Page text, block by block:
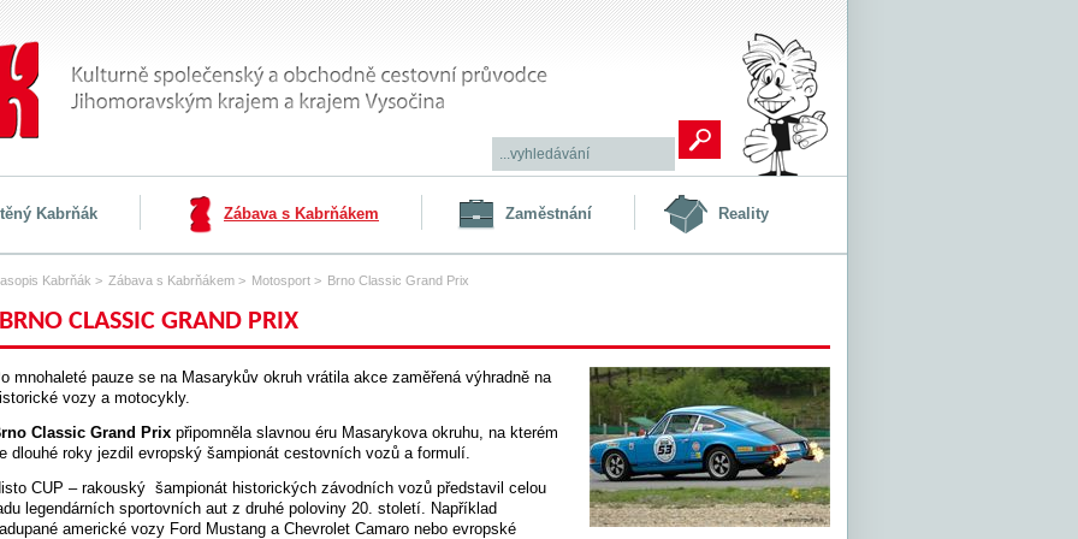
Kabrňák Zábava s Kabrňákem Zaměstnání Reality
Kabrňák > Zábava s Kabrňákem > Motosport > Brno Classic Grand Prix
BRNO CLASSIC GRAND PRIX
mnohaleté pauze se na Masarykův okruh vrátila akce zaměřená výhradně na
vozy a motocykly.
Classic Grand Prix připomněla slavnou éru Masarykova okruhu, na kterém
dlouhé roky jezdil evropský šampionát cestovních vozů a formulí.
CUP – rakouský šampionát historických závodních vozů představil celou
legendárních sportovních aut z druhé poloviny 20. století. Například
americké vozy Ford Mustang a Chevrolet Camaro nebo evropské